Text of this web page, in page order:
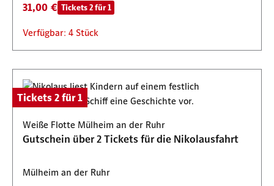
31,00 € Tickets 2 für 1
Verfügbar: 4 Stück
Tickets 2 für 1
Weiße Flotte Mülheim an der Ruhr
Gutschein über 2 Tickets für die Nikolausfahrt
Mülheim an der Ruhr